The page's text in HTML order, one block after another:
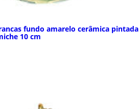
fundo amarelo cerâmica pintada
10 cm